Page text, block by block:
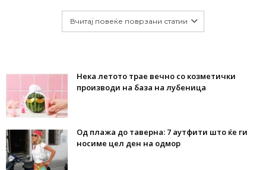
Вчитај повеќе поврзани статии
Нека летото трае вечно со козметички
производи на база на лубеница
Од плажа до таверна: 7 аутфити што ќе ги
носиме цел ден на одмор